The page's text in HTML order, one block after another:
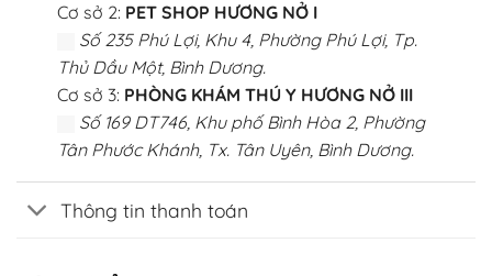
Cơ sở 2: PET SHOP HƯƠNG NỞ I
Số 235 Phú Lợi, Khu 4, Phường Phú Lợi, Tp.
Thủ Dầu Một, Bình Dương.
Cơ sở 3: PHÒNG KHÁM THÚ Y HƯƠNG NỞ III
Số 169 DT746, Khu phố Bình Hòa 2, Phường
Tân Phước Khánh, Tx. Tân Uyên, Bình Dương.
Thông tin thanh toán